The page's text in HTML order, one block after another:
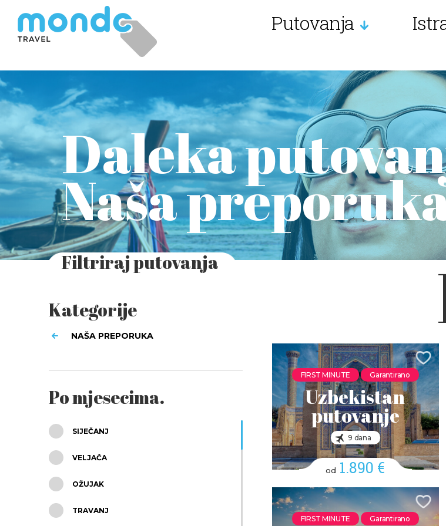
Putovanja
Daleka
Naša
Filtriraj putovanja
FIRST MINUTE Garantirano
Uzbekistan
putovanje
9 dana
od 1.890 €
FIRST MINUTE Garantirano
Kategorije
NAŠA PREPORUKA
Po mjesecima.
SIJEČANJ
VELJAČA
OŽUJAK
TRAVANJ